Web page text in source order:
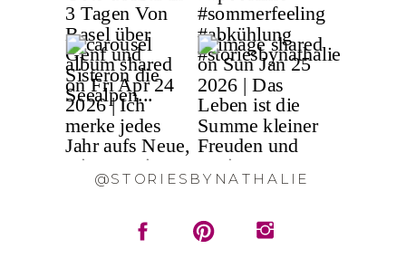
@STORIESBYNATHALIE